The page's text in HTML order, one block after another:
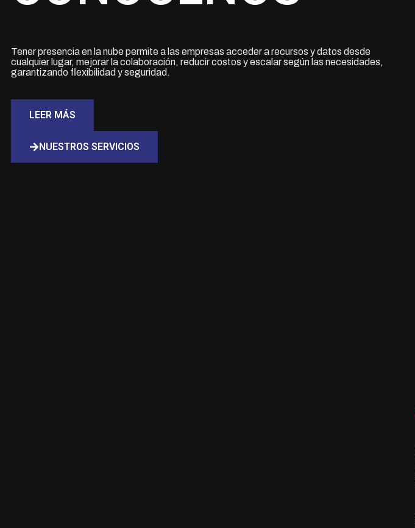
Tener presencia en la nube permite a las empresas acceder a recursos y datos desde
cualquier lugar, mejorar la colaboración, reducir costos y escalar según las necesidades,
garantizando flexibilidad y seguridad.
LEER MÁS
NUESTROS SERVICIOS